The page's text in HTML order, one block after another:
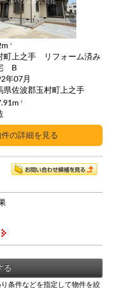
2
町上之手 リフォーム済み
B
年07月
県佐波郡玉村町上之手
2
条件などを指定して物件を絞